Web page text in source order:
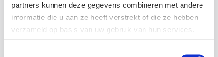
partners kunnen deze gegevens combineren met andere
informatie die u aan ze heeft verstrekt of die ze hebben
verzameld op basis van uw gebruik van hun services.
rendement,…
Lees meer